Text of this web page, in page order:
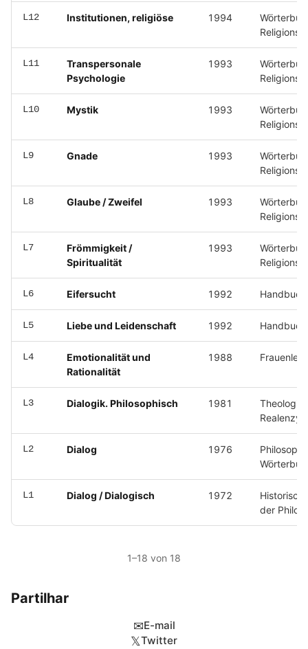
L12 Institutionen, religiöse 1994
L11
Transpersonale
Psychologie
1993
L10 Mystik 1993
L9 Gnade 1993
L8 Glaube / Zweifel 1993
L7
Frömmigkeit /
Spiritualität
1993
L6 Eifersucht 1992
L5 Liebe und Leidenschaft 1992
L4
Emotionalität und
Rationalität
1988
L3 Dialogik. Philosophisch 1981
L2 Dialog 1976
L1 Dialog / Dialogisch 1972
der
1–18 von 18
Partilhar
✉E-mail
𝕏Twitter